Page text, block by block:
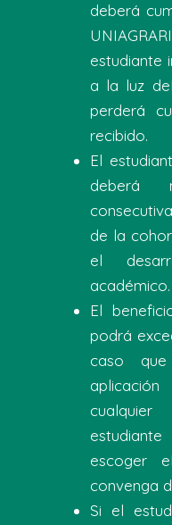
deberá
estudiante
a la luz
perderá
recibido.
El
deberá
de la
el
académico.
El
podrá
caso
escoger
convenga
Si el